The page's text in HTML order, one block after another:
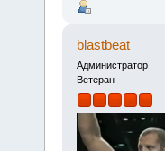
blastbeat
Администратор
Ветеран